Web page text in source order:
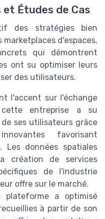
et Études de Cas
des stratégies bien
d'espaces,
qui démontrent
ont su optimiser leurs
des utilisateurs.
l'accent sur l'échange
cette entreprise a su
ses utilisateurs grâce
favorisant
Les données spatiales
création de services
de l'industrie
offre sur le marché.
plateforme a optimisé
à partir de son